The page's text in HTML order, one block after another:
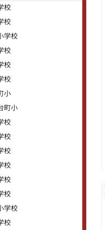
校
校
学校
校
校
校
小
町小
校
校
校
校
校
校
学校
校